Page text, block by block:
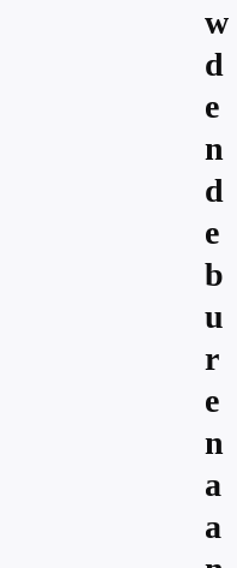
w
d
e
n
d
e
b
u
r
e
n
a
a